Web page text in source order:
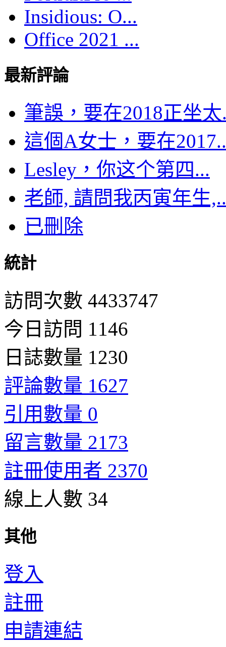
Insidious: O...
Office 2021 ...
最新評論
筆誤，要在2018正坐太
這個A女士，要在
Lesley，你这个第四...
老師, 請問我丙寅年生
已刪除
統計
訪問次數 4433747
今日訪問 1146
日誌數量 1230
評論數量 1627
引用數量 0
留言數量 2173
註冊使用者 2370
線上人數 34
其他
登入
註冊
申請連結